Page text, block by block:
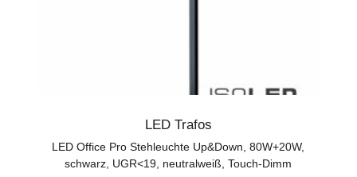
LED Trafos
LED Office Pro Stehleuchte Up&Down, 80W+20W,
schwarz, UGR<19, neutralweiß, Touch-Dimm